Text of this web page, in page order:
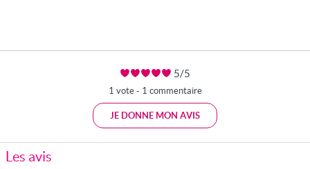
5/5
1 vote - 1 commentaire
JE DONNE MON AVIS
Les avis